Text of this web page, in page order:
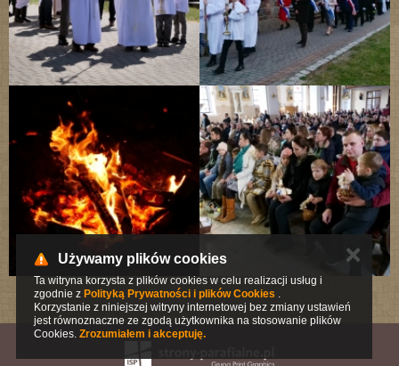
Używamy plików cookies
Ta witryna korzysta z plików cookies w celu realizacji usług i
zgodnie z Polityką Prywatności i plików Cookies .
Korzystanie z niniejszej witryny internetowej bez zmiany ustawień
jest równoznaczne ze zgodą użytkownika na stosowanie plików
Cookies. Zrozumiałem i akceptuję.
✕